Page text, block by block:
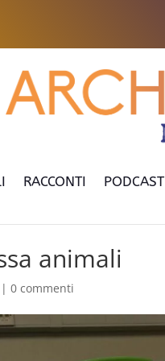
RACCONTI PODCAST
animali
|0 commenti